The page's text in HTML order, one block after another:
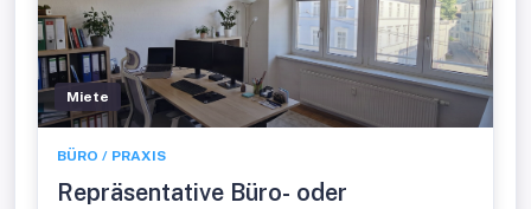
Miete
BÜRO / PRAXIS
Repräsentative Büro- oder